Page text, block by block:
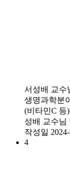
서성배 교수
생명과학분
(비타민C 등
성배 교수님
작성일
4